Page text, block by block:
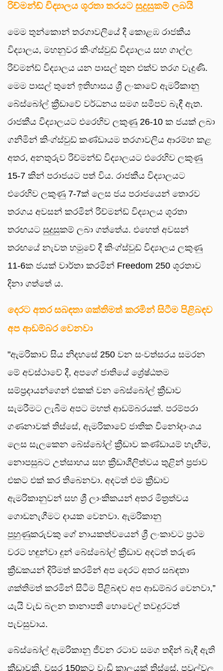
රිච්මන්ඩ් විද්‍යාලය ශූරතා තරයට සුදුසුකම් ලබයි
මෙම තුන්කොන් තරගාවලියේ දී කොළඹ රාජකීය
විද්‍යාලය, මහනුවර කිංග්ස්වුඩ් විද්‍යාලය සහ ගාල්ල
රිච්මන්ඩ් විද්‍යාලය යන පාසල් තුන එක්ව තරග වැදුණි.
මෙම පාසල් තුනේ ඉතිහාසය ශ්‍රී ලංකාවේ ඇමරිකානු
බේස්බෝල් ක්‍රීඩාවේ වර්ධනය සමග සමීපව බැඳී ඇත.
රාජකීය විද්‍යාලයට එරෙහිව ලකුණු 26-10 ක ජයක් ලබා
ගනිමින් කිංග්ස්වුඩ් කණ්ඩායම තරගාවලිය ආරම්භ කළ
අතර, අනතුරුව රිච්මන්ඩ් විද්‍යාලයට එරෙහිව ලකුණු
15-7 කින් පරාජයට පත් විය. රාජකීය විද්‍යාලයට
එරෙහිව ලකුණු 7-7ක් ලෙස ජය පරාජයෙන් තොරව
තරගය අවසන් කරමින් රිච්මන්ඩ් විද්‍යාලය ශූරතා
තරඟයට සුදුසුකම් ලබා ගත්තේය. එහෙත් අවසන්
තරඟයේ නැවත හමුවේ දී කිංග්ස්වුඩ් විද්‍යාලය ලකුණු
11-6ක ජයක් වාර්තා කරමින් Freedom 250 ශූරතාව
දිනා ගත්තේ ය.
දෙරට අතර සබඳතා ශක්තිමත් කරමින් සිටීම පිළිබඳව
අප ආඩම්බර වෙනවා
"ඇමරිකාව සිය නිදහසේ 250 වන සංවත්සරය සමරන
මේ අවස්ථාවේ දී, අපගේ ජාතියේ ශ්‍රේෂ්ඨතම
සම්ප්‍රදායන්ගෙන් එකක් වන බේස්බෝල් ක්‍රීඩාව
සැමරීමට ලැබීම අපට මහත් ආඩම්බරයක්. පරම්පරා
ගණනාවක් තිස්සේ, ඇමරිකාවේ ජාතික විනෝදාංශය
ලෙස සැලකෙන බේස්බෝල් ක්‍රීඩාව කණ්ඩායම් හැඟීම,
නොපසුබට උත්සාහය සහ ක්‍රීඩාශීලිත්වය තුළින් ප්‍රජාව
එකට එක් කර තිබෙනවා. අදටත් එම ක්‍රීඩාව
ඇමරිකානුවන් සහ ශ්‍රී ලාංකිකයන් අතර මිත්‍රත්වය
ගොඩනැගීමට දායක වෙනවා. ඇමරිකානු
පුහුණුකරුවකු ගේ නායකත්වයෙන් ශ්‍රී ලංකාවට ප්‍රථම
වරට හඳුන්වා දුන් බේස්බෝල් ක්‍රීඩාව අදටත් තරුණ
ක්‍රීඩකයන් දිරිමත් කරමින් අප දෙරට අතර සබඳතා
ශක්තිමත් කරමින් සිටීම පිළිබඳව අප ආඩම්බර වෙනවා,”
යැයි වැඩ බලන තානාපති හොවෙල් තවදුරටත්
පැවසුවාය.
බේස්බෝල් ඇමරිකානු ජීවන රටාව සමග තදින් බැඳී ඇති
ක්‍රීඩාවකි. වසර 150කට වැඩි කාලයක් තිස්සේ, පවුල්වල